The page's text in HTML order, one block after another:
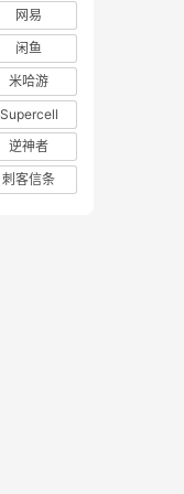
网易
闲鱼
米哈游
Supercell
逆神者
刺客信条